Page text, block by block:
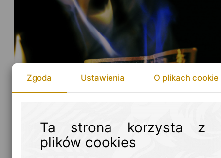
Zgoda Ustawienia O plikach cookie
Ta strona korzysta z
plików cookies